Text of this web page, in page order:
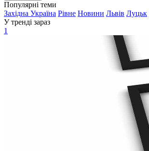
Популярні теми
Західна Україна Рівне Новини Львів Луцьк
У тренді зараз
1